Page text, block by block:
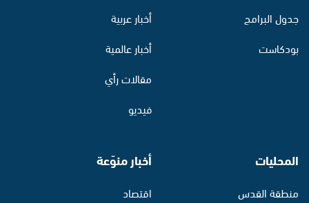
جدول البرامج
بودكاست
أخبار عربية
أخبار عالمية
مقالات رأي
فيديو
المحليات
منطقة القدس
أخبار منوّعة
اقتصاد